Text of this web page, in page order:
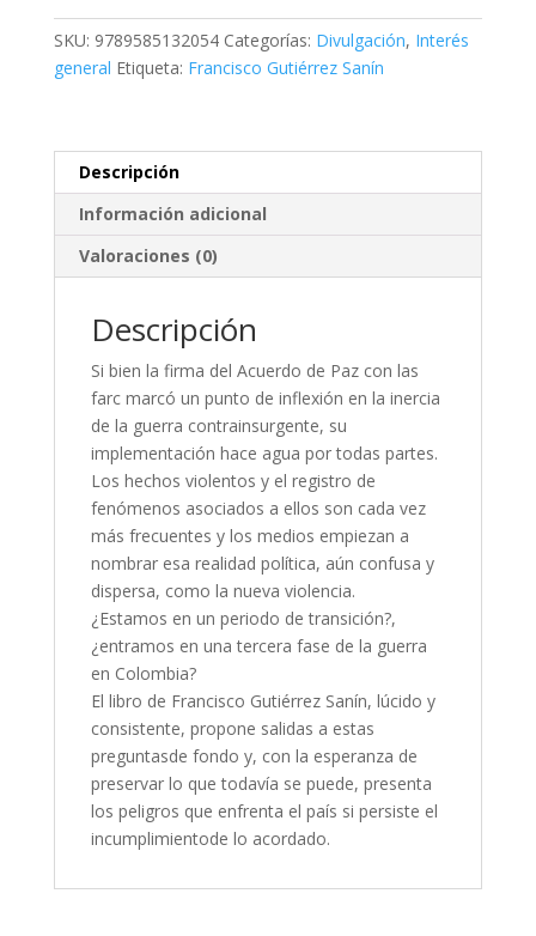
COLOMBIA?
cantidad
SKU: 9789585132054 Categorías: Divulgación, Interés
general Etiqueta: Francisco Gutiérrez Sanín
Descripción
Información adicional
Valoraciones (0)
Descripción
Si bien la firma del Acuerdo de Paz con las
farc marcó un punto de inflexión en la inercia
de la guerra contrainsurgente, su
implementación hace agua por todas partes.
Los hechos violentos y el registro de
fenómenos asociados a ellos son cada vez
más frecuentes y los medios empiezan a
nombrar esa realidad política, aún confusa y
dispersa, como la nueva violencia.
¿Estamos en un periodo de transición?,
¿entramos en una tercera fase de la guerra
en Colombia?
El libro de Francisco Gutiérrez Sanín, lúcido y
consistente, propone salidas a estas
preguntasde fondo y, con la esperanza de
preservar lo que todavía se puede, presenta
los peligros que enfrenta el país si persiste el
incumplimientode lo acordado.